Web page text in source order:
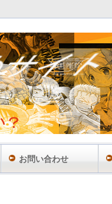
お問い合わせ